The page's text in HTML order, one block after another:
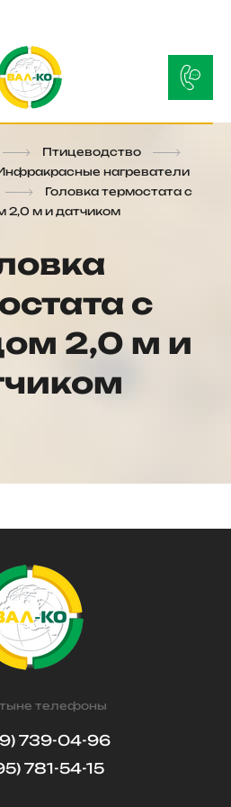
Птицеводство
нагреватели
Головка термостата с
2,0 м и датчиком
с
2,0 м и
телефоны
739-04-96
781-54-15